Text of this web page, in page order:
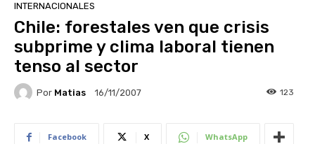
INTERNACIONALES
Chile: forestales ven que crisis
subprime y clima laboral tienen
tenso al sector
Por Matias 16/11/2007 123
Facebook X WhatsApp